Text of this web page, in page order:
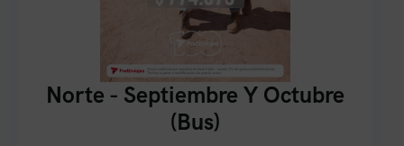
Norte - Septiembre Y Octubre
(Bus)